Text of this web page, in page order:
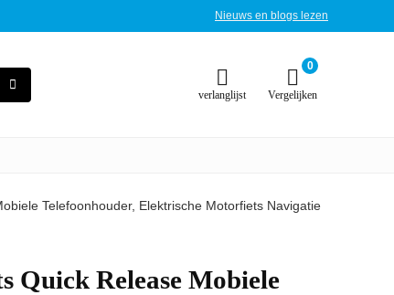
Nieuws en blogs lezen
verlanglijst
0
Vergelijken
Telefoonhouder, Elektrische Motorfiets Navigatie
Quick Release Mobiele